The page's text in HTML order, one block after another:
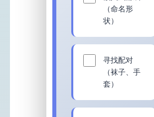
（命名形
状）
寻找配对
（袜子、手
套）